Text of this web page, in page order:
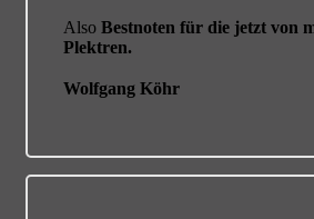
Also Bestnoten für die jetzt von
Plektren.
Wolfgang Köhr